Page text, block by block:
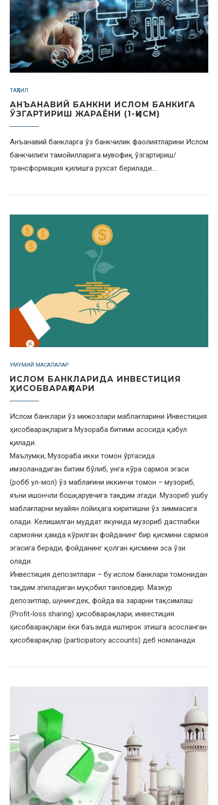
ТАҲЛИЛ
АНЪАНАВИЙ БАНКНИ ИСЛОМ БАНКИГА
ЎЗГАРТИРИШ ЖАРАЁНИ (1-ҚИСМ)
Анъанавий банкларга ўз банкчилик фаолиятларини Ислом
банкчилиги тамойилларига мувофиқ ўзгартириш/
трансформация қилишга рухсат берилади.…
УМУМИЙ МАСАЛАЛАР
ИСЛОМ БАНКЛАРИДА ИНВЕСТИЦИЯ
ҲИСОБВАРАҚЛАРИ
Ислом банклари ўз мижозлари маблағларини Инвестиция
ҳисобварақларига Музораба битими асосида қабул
қилади.
Маълумки, Музораба икки томон ўртасида
имзоланадиган битим бўлиб, унга кўра сармоя эгаси
(робб ул-мол) ўз маблағини иккинчи томон – музориб,
яъни ишончли бошқарувчига тақдим этади. Музориб ушбу
маблағларни муайян лойиҳага киритишни ўз зиммасига
олади. Келишилган муддат якунида музориб дастлабки
сармояни ҳамда кўрилган фойданинг бир қисмини сармоя
эгасига беради, фойданинг қолган қисмини эса ўзи
олади.
Инвестиция депозитлари – бу ислом банклари томонидан
тақдим этиладиган муқобил танловдир. Мазкур
депозитлар, шунингдек, фойда ва зарарни тақсимлаш
(Profit-loss sharing) ҳисобварақлари, инвестиция
ҳисобварақлари ёки баъзида иштирок этишга асосланган
ҳисобварақлар (participatory accounts) деб номланади.